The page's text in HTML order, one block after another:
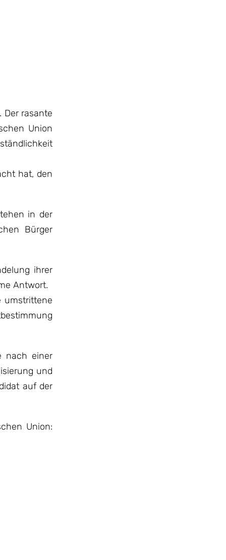
Der rasante
Union
hat, den
in der
Bürger
ihrer
Antwort.
umstrittene
nach einer
und
auf der
Union: